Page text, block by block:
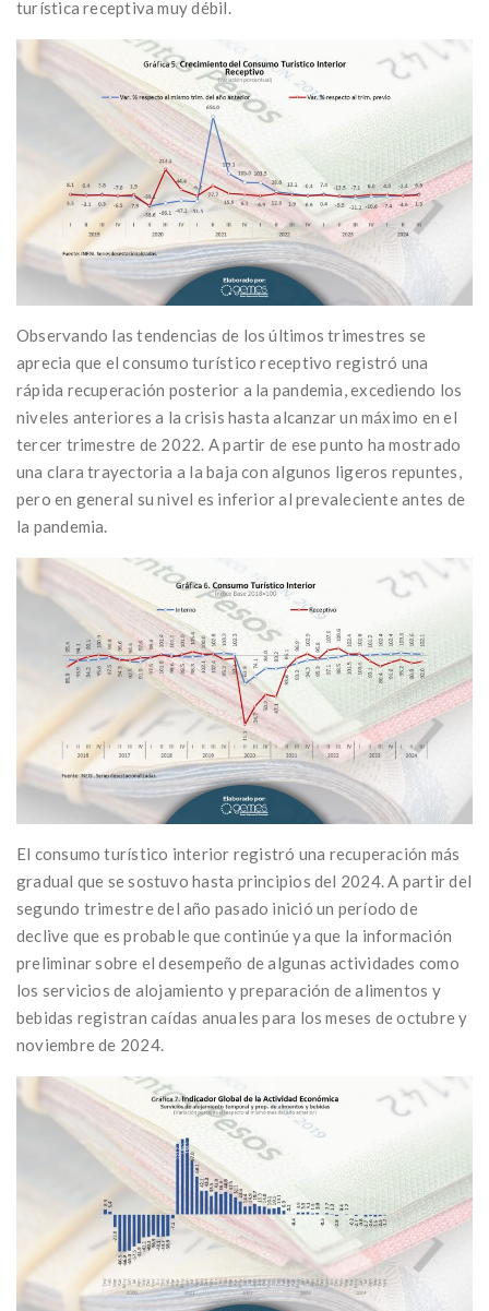
turística receptiva muy débil.
Observando las tendencias de los últimos trimestres se
aprecia que el consumo turístico receptivo registró una
rápida recuperación posterior a la pandemia, excediendo los
niveles anteriores a la crisis hasta alcanzar un máximo en el
tercer trimestre de 2022. A partir de ese punto ha mostrado
una clara trayectoria a la baja con algunos ligeros repuntes,
pero en general su nivel es inferior al prevaleciente antes de
la pandemia.
El consumo turístico interior registró una recuperación más
gradual que se sostuvo hasta principios del 2024. A partir del
segundo trimestre del año pasado inició un período de
declive que es probable que continúe ya que la información
preliminar sobre el desempeño de algunas actividades como
los servicios de alojamiento y preparación de alimentos y
bebidas registran caídas anuales para los meses de octubre y
noviembre de 2024.